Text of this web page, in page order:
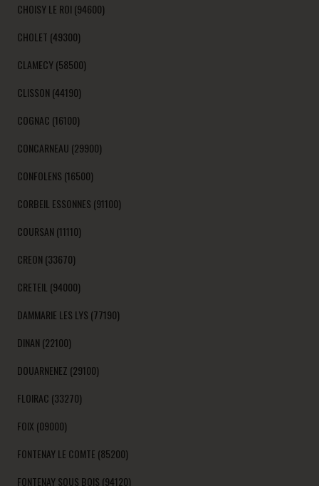
CHOISY LE ROI (94600)
CHOLET (49300)
CLAMECY (58500)
CLISSON (44190)
COGNAC (16100)
CONCARNEAU (29900)
CONFOLENS (16500)
CORBEIL ESSONNES (91100)
COURSAN (11110)
CREON (33670)
CRETEIL (94000)
DAMMARIE LES LYS (77190)
DINAN (22100)
DOUARNENEZ (29100)
FLOIRAC (33270)
FOIX (09000)
FONTENAY LE COMTE (85200)
FONTENAY SOUS BOIS (94120)